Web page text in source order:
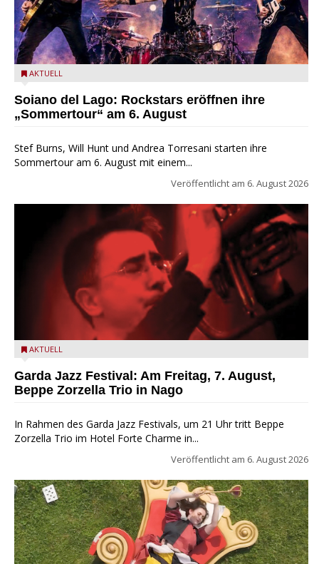
Stef Burns, Will Hunt und Andrea Torresani im Summer Rock
AKTUELL
Soiano del Lago: Rockstars eröffnen ihre
„Sommertour“ am 6. August
Stef Burns, Will Hunt und Andrea Torresani starten ihre
Sommertour am 6. August mit einem...
Veröffentlicht am 6. August 2026
Beppe Zorzella Trio zu Gast beim Garda Jazz Festival
AKTUELL
Garda Jazz Festival: Am Freitag, 7. August,
Beppe Zorzella Trio in Nago
In Rahmen des Garda Jazz Festivals, um 21 Uhr tritt Beppe
Zorzella Trio im Hotel Forte Charme in...
Veröffentlicht am 6. August 2026